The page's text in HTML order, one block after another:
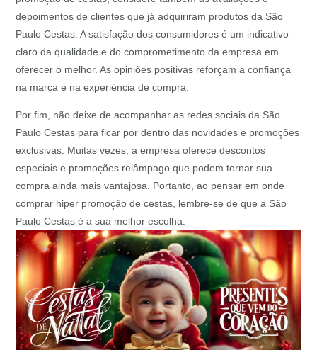
depoimentos de clientes que já adquiriram produtos da São
Paulo Cestas. A satisfação dos consumidores é um indicativo
claro da qualidade e do comprometimento da empresa em
oferecer o melhor. As opiniões positivas reforçam a confiança
na marca e na experiência de compra.
Por fim, não deixe de acompanhar as redes sociais da São
Paulo Cestas para ficar por dentro das novidades e promoções
exclusivas. Muitas vezes, a empresa oferece descontos
especiais e promoções relâmpago que podem tornar sua
compra ainda mais vantajosa. Portanto, ao pensar em onde
comprar hiper promoção de cestas, lembre-se de que a São
Paulo Cestas é a sua melhor escolha.